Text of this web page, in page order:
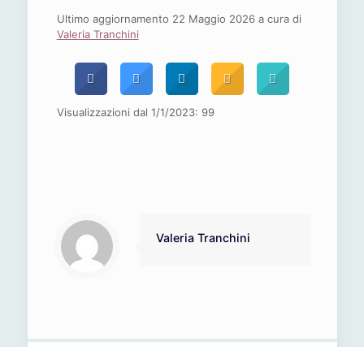
Ultimo aggiornamento 22 Maggio 2026 a cura di
Valeria Tranchini
Visualizzazioni dal 1/1/2023: 99
Valeria Tranchini